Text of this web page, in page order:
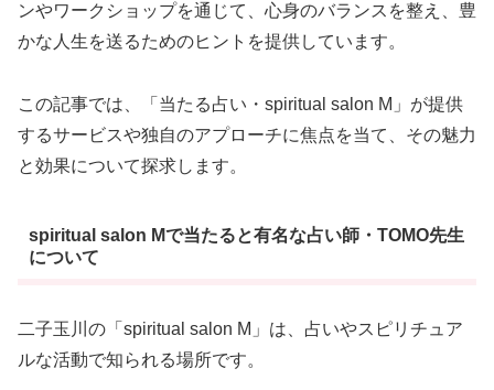
ンやワークショップを通じて、心身のバランスを整え、豊
かな人生を送るためのヒントを提供しています。
この記事では、「当たる占い・spiritual salon M」が提供
するサービスや独自のアプローチに焦点を当て、その魅力
と効果について探求します。
spiritual salon Mで当たると有名な占い師・TOMO先生
について
二子玉川の「spiritual salon M」は、占いやスピリチュア
ルな活動で知られる場所です。